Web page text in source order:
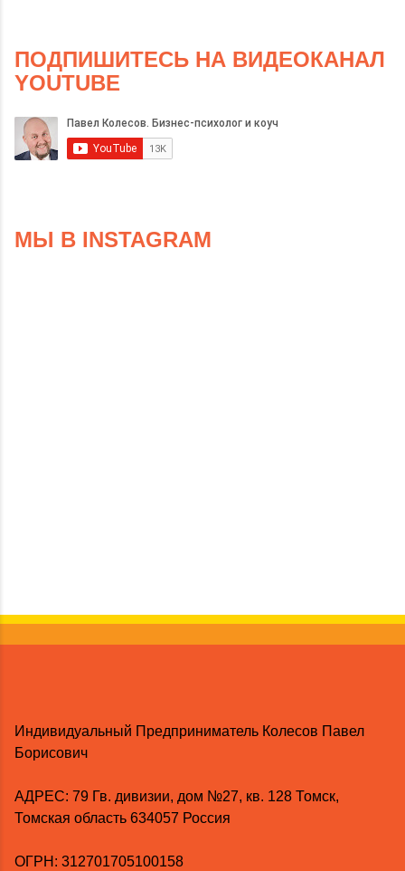
ПОДПИШИТЕСЬ НА ВИДЕОКАНАЛ
YOUTUBE
МЫ В INSTAGRAM
Индивидуальный Предприниматель Колесов Павел
Борисович
AДРЕС: 79 Гв. дивизии, дом №27, кв. 128 Томск,
Томская область 634057 Россия
ОГРН: 312701705100158